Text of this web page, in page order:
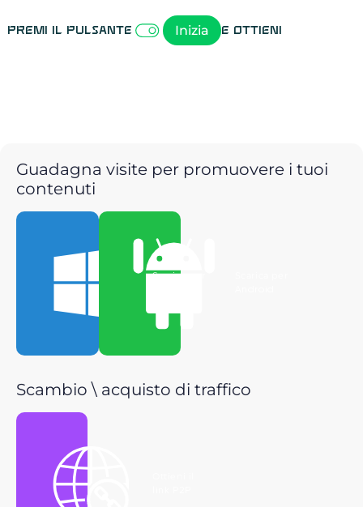
Premi il pulsante Inizia e ottieni
Guadagna visite per promuovere i tuoi
contenuti
Scarica per
Scambio \ acquisto di traffico